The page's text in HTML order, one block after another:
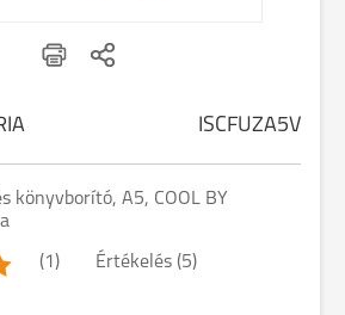
ISCFUZA5V
könyvborító, A5, COOL BY
(1) Értékelés (5)